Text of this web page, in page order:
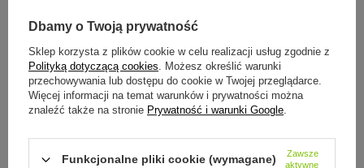
STREFA REKOMENDACJI
ZADAJ PYTANIE
Dbamy o Twoją prywatność
Sklep korzysta z plików cookie w celu realizacji usług zgodnie z
Polityką dotyczącą cookies. Możesz określić warunki
przechowywania lub dostępu do cookie w Twojej przeglądarce.
Więcej informacji na temat warunków i prywatności można
znaleźć także na stronie Prywatność i warunki Google.
Funkcjonalne pliki cookie (wymagane)
Zawsze
aktywne